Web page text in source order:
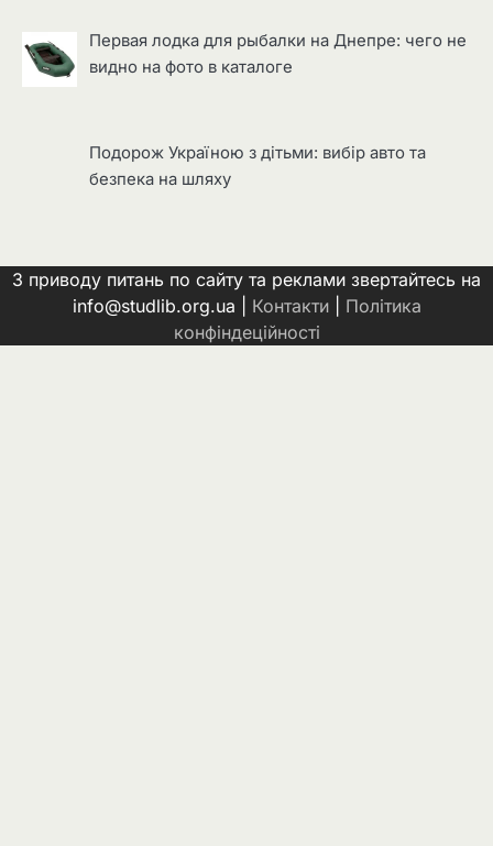
Первая лодка для рыбалки на Днепре: чего не
видно на фото в каталоге
Подорож Україною з дітьми: вибір авто та
безпека на шляху
З приводу питань по сайту та реклами звертайтесь на
info@studlib.org.ua | Контакти| Політика
конфіндеційності